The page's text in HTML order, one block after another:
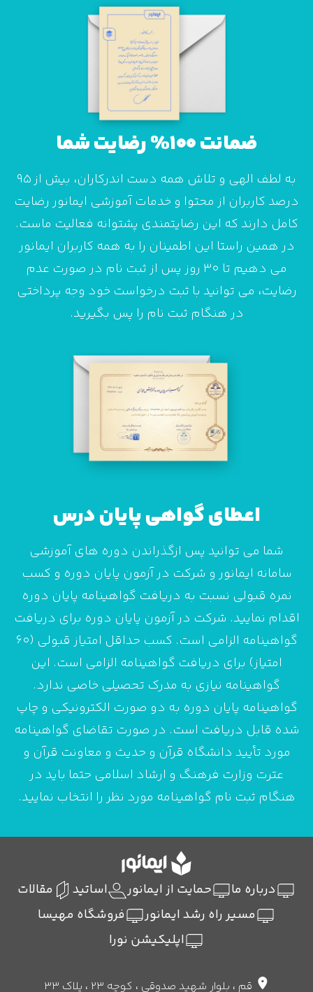
ضمانت 100% رضایت شما
به لطف الهی و تلاش همه دست اندرکاران، بیش از 95
درصد کاربران از محتوا و خدمات آموزشی ایمانور رضایت
کامل دارند که این رضایتمندی پشتوانه فعالیت ماست.
در همین راستا این اطمینان را به همه کاربران ایمانور
می دهیم تا 30 روز پس از ثبت نام در صورت عدم
رضایت، می توانید با ثبت درخواست خود وجه پرداختی
در هنگام ثبت نام را پس بگیرید.
اعطای گواهی پایان درس
شما می توانید پس ازگذراندن دوره های آموزشی
سامانه ایمانور و شرکت در آزمون پایان دوره و کسب
نمره قبولی نسبت به دریافت گواهینامه پایان دوره
اقدام نمایید. شرکت در آزمون پایان دوره برای دریافت
گواهینامه الزامی است. کسب حداقل امتیاز قبولی (60
امتیاز) برای دریافت گواهینامه الزامی است. این
گواهینامه نیازی به مدرک تحصیلی خاصی ندارد.
گواهینامه پایان دوره به دو صورت الکترونیکی و چاپ
شده قابل دریافت است. در صورت تقاضای گواهینامه
مورد تأیید دانشگاه قرآن و حدیث و معاونت قرآن و
عترت وزارت فرهنگ و ارشاد اسلامی حتما باید در
هنگام ثبت نام گواهینامه مورد نظر را انتخاب نمایید.
درباره ما حمایت از ایمانور اساتید
مقالات
مسیر راه رشد ایمانور
فروشگاه مهیسا
اپلیکیشن نورا
قم ، بلوار شهید صدوقی ، کوچه 23 ، پلاک 33